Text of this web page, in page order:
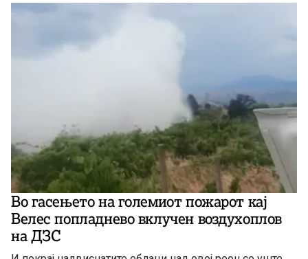
Во гасењето на големиот пожарот кај
Велес попладнево вклучен воздухоплов
на ДЗС